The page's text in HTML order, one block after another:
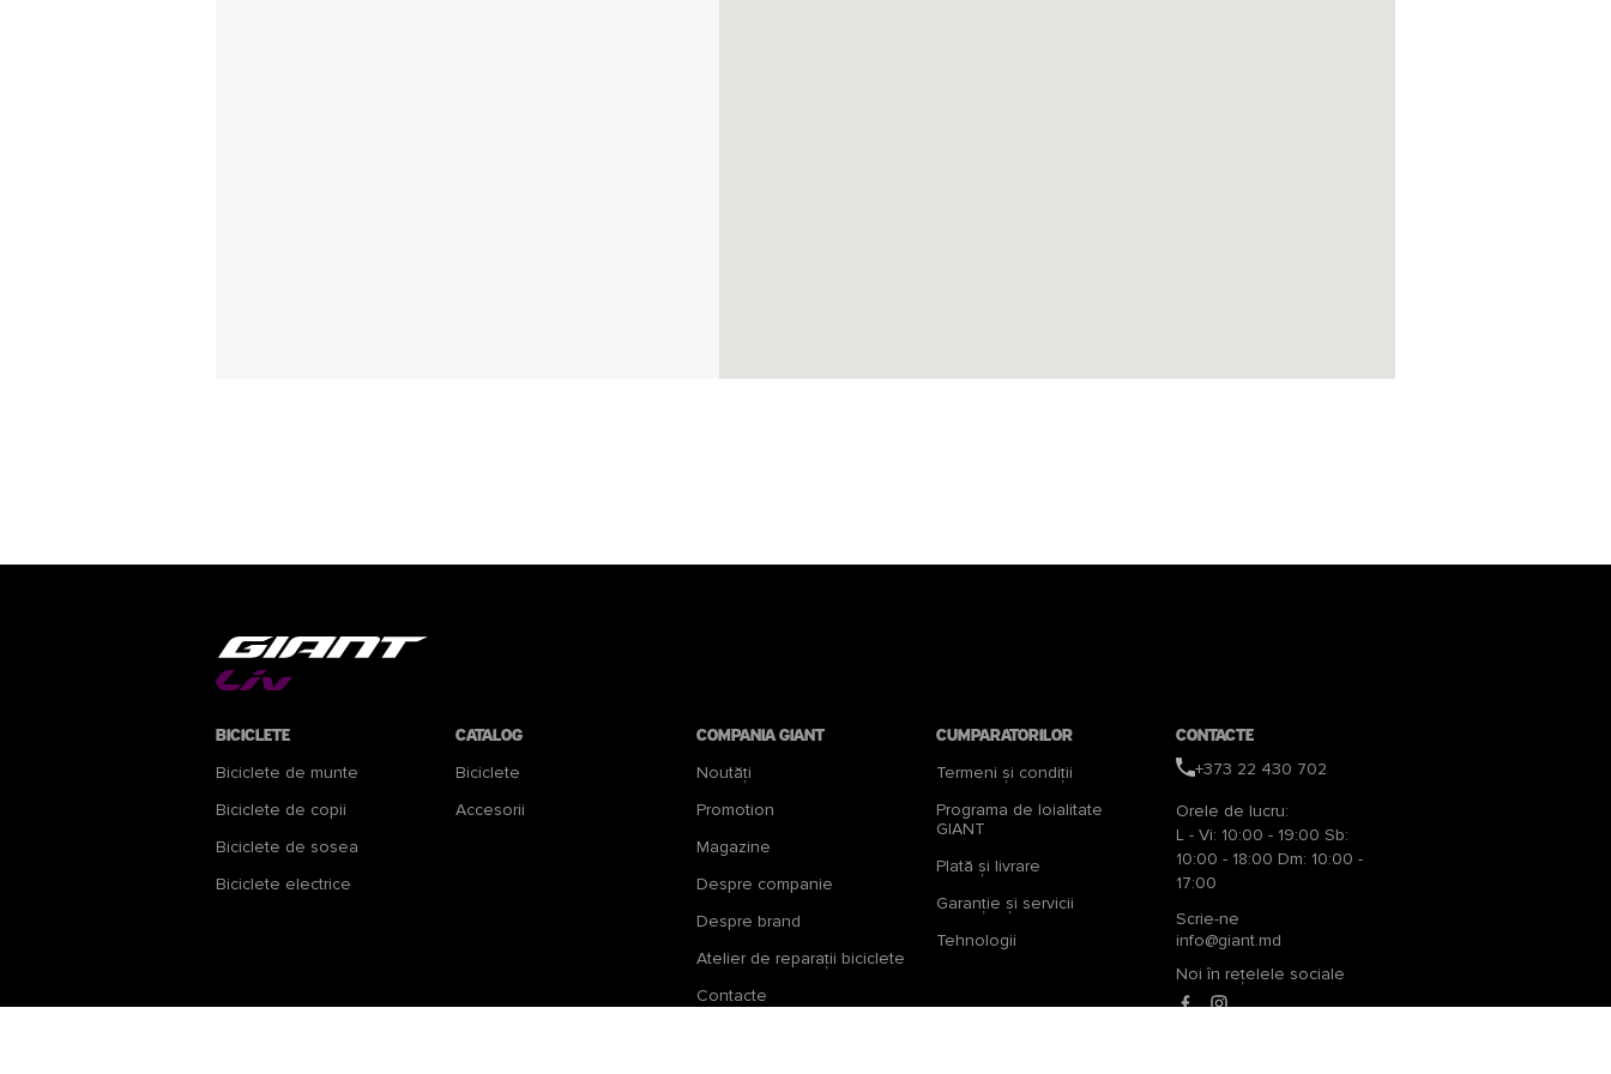
Biciclete
Biciclete de munte
Biciclete de copii
Biciclete de sosea
Biciclete electrice
Catalog
Biciclete
Accesorii
Compania Giant
Noutăți
Promotion
Magazine
Despre companie
Despre brand
Atelier de reparații biciclete
Contacte
Cumparatorilor
Termeni și condiții
Programa de loialitate
GIANT
Plată și livrare
Garanţie şi servicii
Tehnologii
Contacte
+373 22 430 702
Orele de lucru:
L - Vi: 10:00 - 19:00 Sb:
10:00 - 18:00 Dm: 10:00 -
17:00
Scrie-ne
info@giant.md
Noi în rețelele sociale